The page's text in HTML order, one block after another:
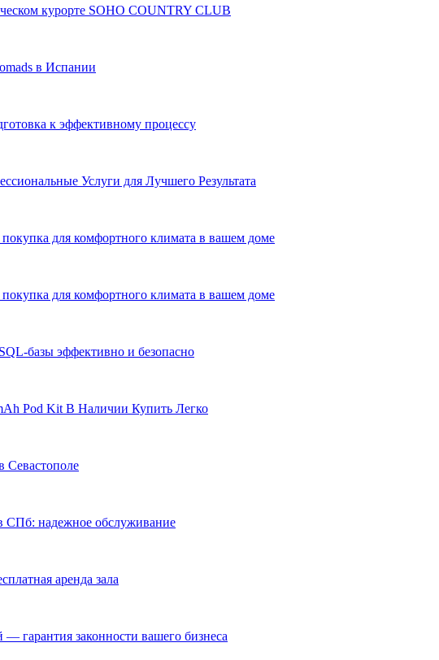
курорте SOHO COUNTRY CLUB
в Испании
к эффективному процессу
Услуги для Лучшего Результата
для комфортного климата в вашем доме
для комфортного климата в вашем доме
базы эффективно и безопасно
Pod Kit В Наличии Купить Легко
Севастополе
СПб: надежное обслуживание
аренда зала
— гарантия законности вашего бизнеса